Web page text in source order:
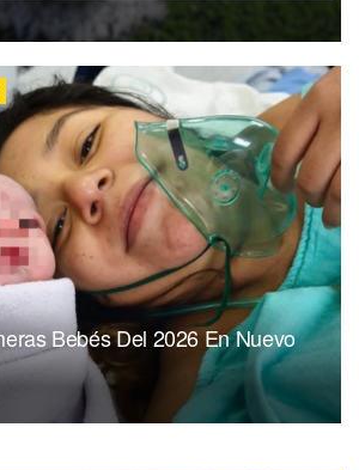
Bebés Del 2026 En Nuevo